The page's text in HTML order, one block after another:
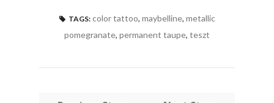
TAGS: color tattoo, maybelline, metallic
pomegranate, permanent taupe, teszt